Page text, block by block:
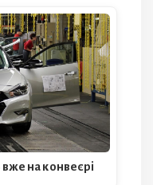
на конвеєрі